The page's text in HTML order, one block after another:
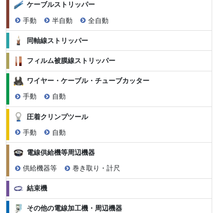
ケーブルストリッパー
手動 半自動 全自動
同軸線ストリッパー
フィルム被膜線ストリッパー
ワイヤー・ケーブル・チューブカッター
手動 自動
圧着クリンプツール
手動 自動
電線供給機等周辺機器
供給機器等 巻き取り・計尺
結束機
その他の電線加工機・周辺機器